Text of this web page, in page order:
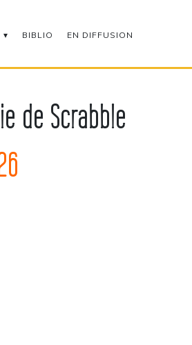
BIBLIO EN DIFFUSION
de Scrabble